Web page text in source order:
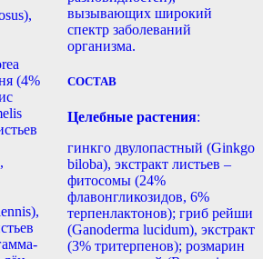
(4%
вызывающих широкий
спектр заболеваний
организма.
СОСТАВ
Целебные растения:
гинкго двулопастный (Ginkgo
biloba), экстракт листьев –
фитосомы (24%
флавонгликозидов, 6%
терпенлактонов); гриб рейши
(Ganoderma lucidum), экстракт
(3% тритерпенов); розмарин